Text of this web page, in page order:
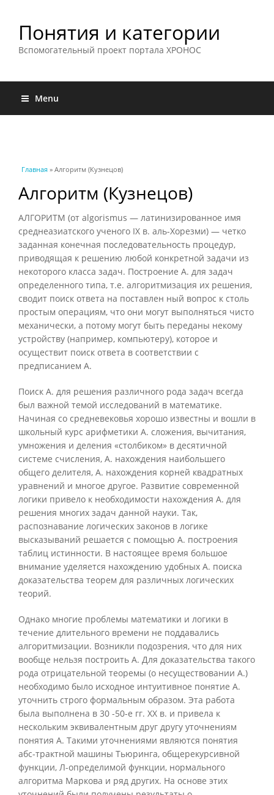
Понятия и категории
Вспомогательный проект портала ХРОНОС
Menu
Вы здесь
Главная » Алгоритм (Кузнецов)
Алгоритм (Кузнецов)
АЛГОРИТМ (от algorismus — латинизированное имя
среднеазиатского ученого IX в. аль-Хорезми) — четко
заданная конечная последовательность процедур,
приводящая к решению любой конкретной задачи из
некоторого класса задач. Построение А. для задач
определенного типа, т.е. алгоритмизация их решения,
сводит поиск ответа на поставлен ный вопрос к столь
простым операциям, что они могут выполняться чисто
механически, а потому могут быть переданы некому
устройству (например, компьютеру), которое и
осуществит поиск ответа в соответствии с
предписанием А.
Поиск А. для решения различного рода задач всегда
был важной темой исследований в математике.
Начиная со средневековья хорошо известны и вошли в
школьный курс арифметики А. сложения, вычитания,
умножения и деления «столбиком» в десятичной
системе счисления, А. нахождения наибольшего
общего делителя, А. нахождения корней квадратных
уравнений и многое другое. Развитие современной
логики привело к необходимости нахождения А. для
решения многих задач данной науки. Так,
распознавание логических законов в логике
высказываний решается с помощью А. построения
таблиц истинности. В настоящее время большое
внимание уделяется нахождению удобных А. поиска
доказательства теорем для различных логических
теорий.
Однако многие проблемы математики и логики в
течение длительного времени не поддавались
алгоритмизации. Возникли подозрения, что для них
вообще нельзя построить А. Для доказательства такого
рода отрицательной теоремы (о несуществовании А.)
необходимо было исходное интуитивное понятие А.
уточнить строго формальным образом. Эта работа
была выполнена в 30 -50-е гг. XX в. и привела к
нескольким эквивалентным друг другу уточнениям
понятия А. Такими уточнениями являются понятия
абс-трактной машины Тьюринга, общерекурсивной
функции, Л-определимой функции, нормального
алгоритма Маркова и ряд других. На основе этих